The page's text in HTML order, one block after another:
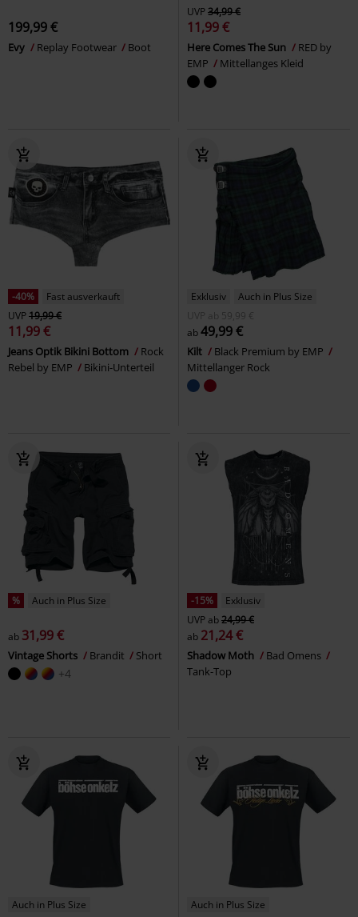
199,99 €
Evy Replay Footwear Boot
UVP34,99 €
11,99 €
Here Comes The Sun
RED by
EMP
Mittellanges Kleid
-40%
Fast ausverkauft
UVP19,99 €
11,99 €
Jeans Optik Bikini Bottom
Rock
Rebel by EMP
Bikini-Unterteil
Exklusiv
Auch in Plus Size
UVP
ab
59,99 €
ab49,99 €
Kilt
Black Premium by EMP
Mittellanger Rock
% Auch in Plus Size
ab 31,99 €
Vintage Shorts Brandit Short
+4
-15%
Exklusiv
UVPab24,99 €
ab 21,24 €
Shadow Moth
Bad Omens
Tank-Top
Auch in Plus Size Auch in Plus Size